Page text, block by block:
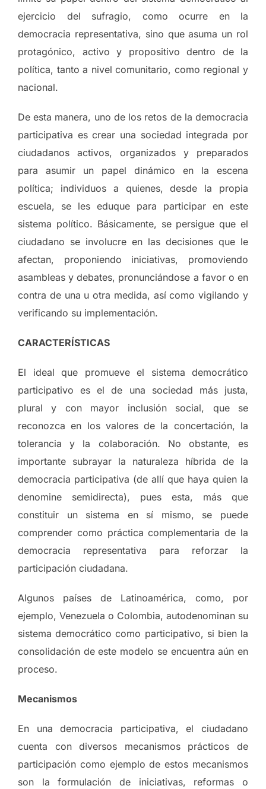
ejercicio del sufragio, como ocurre en la
democracia representativa, sino que asuma un rol
protagónico, activo y propositivo dentro de la
política, tanto a nivel comunitario, como regional y
nacional.
De esta manera, uno de los retos de la democracia
participativa es crear una sociedad integrada por
ciudadanos activos, organizados y preparados
para asumir un papel dinámico en la escena
política; individuos a quienes, desde la propia
escuela, se les eduque para participar en este
sistema político. Básicamente, se persigue que el
ciudadano se involucre en las decisiones que le
afectan, proponiendo iniciativas, promoviendo
asambleas y debates, pronunciándose a favor o en
contra de una u otra medida, así como vigilando y
verificando su implementación.
CARACTERÍSTICAS
El ideal que promueve el sistema democrático
participativo es el de una sociedad más justa,
plural y con mayor inclusión social, que se
reconozca en los valores de la concertación, la
tolerancia y la colaboración. No obstante, es
importante subrayar la naturaleza híbrida de la
democracia participativa (de allí que haya quien la
denomine semidirecta), pues esta, más que
constituir un sistema en sí mismo, se puede
comprender como práctica complementaria de la
democracia representativa para reforzar la
participación ciudadana.
Algunos países de Latinoamérica, como, por
ejemplo, Venezuela o Colombia, autodenominan su
sistema democrático como participativo, si bien la
consolidación de este modelo se encuentra aún en
proceso.
Mecanismos
En una democracia participativa, el ciudadano
cuenta con diversos mecanismos prácticos de
participación como ejemplo de estos mecanismos
son la formulación de iniciativas, reformas o